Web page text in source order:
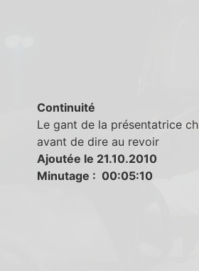
Continuité
Le gant de la présentatrice
avant de dire au revoir
Ajoutée le 21.10.2010
Minutage : 00:05:10